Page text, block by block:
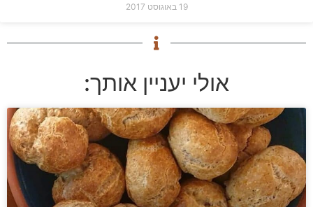
19 באוגוסט 2017
אולי יעניין אותך: